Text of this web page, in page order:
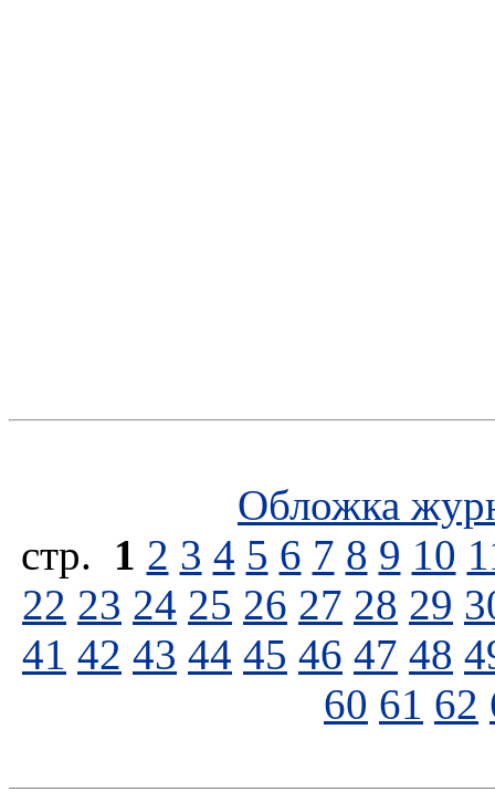
Обложка
стp. 1 2 3 4 5 6 7 8 9 10
22 23 24 25 26 27 28 29
41 42 43 44 45 46 47 48
60 61 62